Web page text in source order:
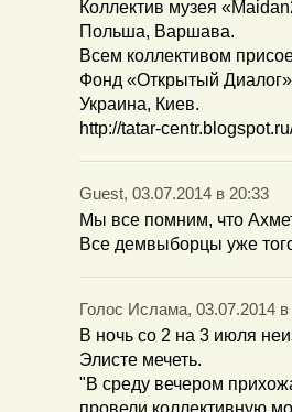
Коллектив музея
Польша, Варшава.
Всем коллективом
Фонд «Открытый
Украина, Киев.
http://tatar-
Guest, 03.07.2014 в 20:33
Мы все помним, что
Все демвыборцы уже
Голос Ислама, 03.07.2014 в
В ночь со 2 на 3 июля
Элисте мечеть.
"В среду вечером
провели коллективную